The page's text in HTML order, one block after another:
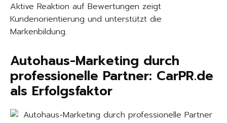
Aktive Reaktion auf Bewertungen zeigt
Kundenorientierung und unterstützt die
Markenbildung.
Autohaus-Marketing durch
professionelle Partner: CarPR.de
als Erfolgsfaktor